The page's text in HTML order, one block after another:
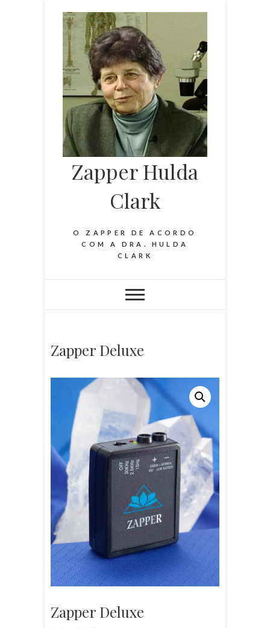
content
Zapper Hulda
Clark
O ZAPPER DE ACORDO
COM A DRA. HULDA
CLARK
Zapper Deluxe
Zapper Deluxe